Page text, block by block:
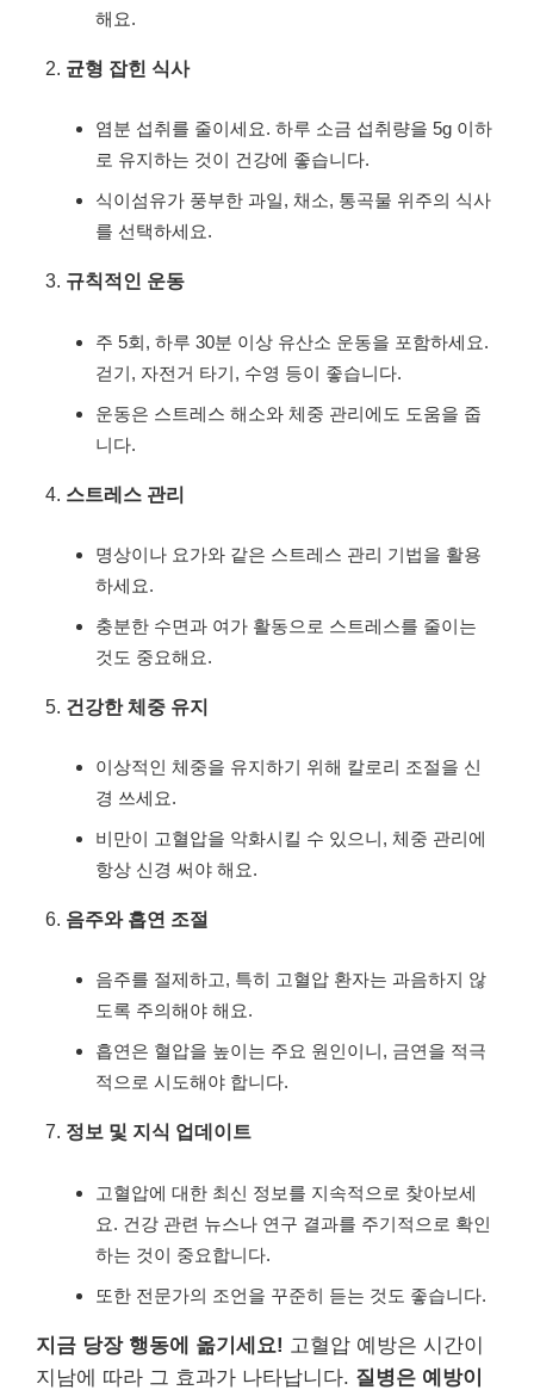
해요.
균형 잡힌 식사
염분 섭취를 줄이세요. 하루 소금 섭취량을 5g 이하
로 유지하는 것이 건강에 좋습니다.
식이섬유가 풍부한 과일, 채소, 통곡물 위주의 식사
를 선택하세요.
규칙적인 운동
주 5회, 하루 30분 이상 유산소 운동을 포함하세요.
걷기, 자전거 타기, 수영 등이 좋습니다.
운동은 스트레스 해소와 체중 관리에도 도움을 줍
니다.
스트레스 관리
명상이나 요가와 같은 스트레스 관리 기법을 활용
하세요.
충분한 수면과 여가 활동으로 스트레스를 줄이는
것도 중요해요.
건강한 체중 유지
이상적인 체중을 유지하기 위해 칼로리 조절을 신
경 쓰세요.
비만이 고혈압을 악화시킬 수 있으니, 체중 관리에
항상 신경 써야 해요.
음주와 흡연 조절
음주를 절제하고, 특히 고혈압 환자는 과음하지 않
도록 주의해야 해요.
흡연은 혈압을 높이는 주요 원인이니, 금연을 적극
적으로 시도해야 합니다.
정보 및 지식 업데이트
고혈압에 대한 최신 정보를 지속적으로 찾아보세
요. 건강 관련 뉴스나 연구 결과를 주기적으로 확인
하는 것이 중요합니다.
또한 전문가의 조언을 꾸준히 듣는 것도 좋습니다.
지금 당장 행동에 옮기세요! 고혈압 예방은 시간이
지남에 따라 그 효과가 나타납니다. 질병은 예방이